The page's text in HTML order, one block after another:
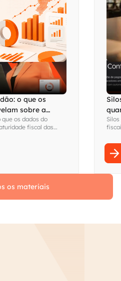
o que os
sobre a
brasileiras
os dados do
fiscal das
sem
os materiais